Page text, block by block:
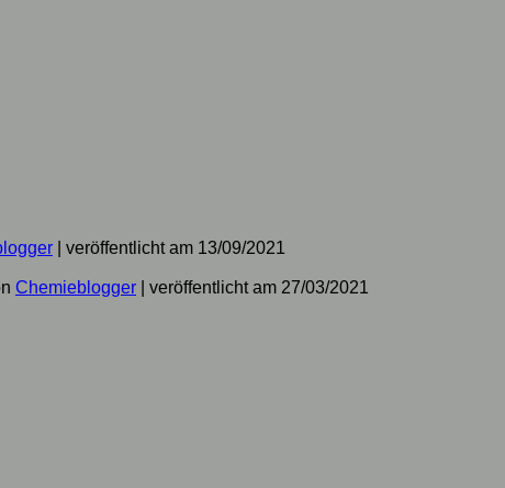
veröffentlicht am 13/09/2021
Chemieblogger veröffentlicht am 27/03/2021